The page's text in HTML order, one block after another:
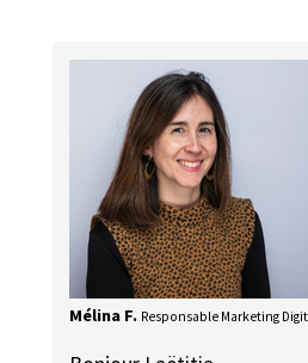
Mélina F. Responsable Marketing